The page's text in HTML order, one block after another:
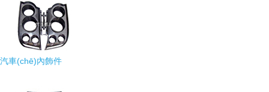
汽車(chē)內飾件